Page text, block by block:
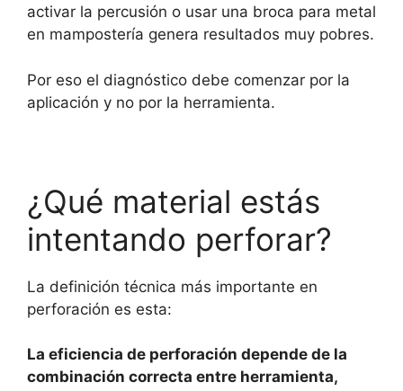
activar la percusión o usar una broca para metal
en mampostería genera resultados muy pobres.
Por eso el diagnóstico debe comenzar por la
aplicación y no por la herramienta.
¿Qué material estás
intentando perforar?
La definición técnica más importante en
perforación es esta:
La eficiencia de perforación depende de la
combinación correcta entre herramienta,